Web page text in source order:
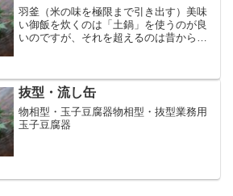
羽釜（米の味を極限まで引き出す）美味
い御飯を炊くのは「土鍋」を使うのが良
いのですが、それを超えるのは昔からの
人数なら試してみる価値は充分にありま
す。羽釜
抜型・流し缶
物相型・玉子豆腐器物相型・抜型業務用
玉子豆腐器